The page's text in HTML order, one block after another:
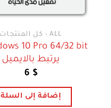
ALL - كل المنتجات
يرتبط بالايميل
6 $
إضافة إلى السلة